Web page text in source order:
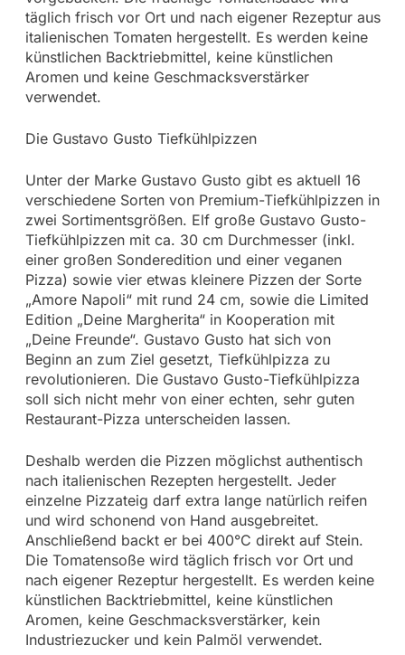
täglich frisch vor Ort und nach eigener Rezeptur aus
italienischen Tomaten hergestellt. Es werden keine
künstlichen Backtriebmittel, keine künstlichen
Aromen und keine Geschmacksverstärker
verwendet.
Die Gustavo Gusto Tiefkühlpizzen
Unter der Marke Gustavo Gusto gibt es aktuell 16
verschiedene Sorten von Premium-Tiefkühlpizzen in
zwei Sortimentsgrößen. Elf große Gustavo Gusto-
Tiefkühlpizzen mit ca. 30 cm Durchmesser (inkl.
einer großen Sonderedition und einer veganen
Pizza) sowie vier etwas kleinere Pizzen der Sorte
„Amore Napoli“ mit rund 24 cm, sowie die Limited
Edition „Deine Margherita“ in Kooperation mit
„Deine Freunde“. Gustavo Gusto hat sich von
Beginn an zum Ziel gesetzt, Tiefkühlpizza zu
revolutionieren. Die Gustavo Gusto-Tiefkühlpizza
soll sich nicht mehr von einer echten, sehr guten
Restaurant-Pizza unterscheiden lassen.
Deshalb werden die Pizzen möglichst authentisch
nach italienischen Rezepten hergestellt. Jeder
einzelne Pizzateig darf extra lange natürlich reifen
und wird schonend von Hand ausgebreitet.
Anschließend backt er bei 400°C direkt auf Stein.
Die Tomatensoße wird täglich frisch vor Ort und
nach eigener Rezeptur hergestellt. Es werden keine
künstlichen Backtriebmittel, keine künstlichen
Aromen, keine Geschmacksverstärker, kein
Industriezucker und kein Palmöl verwendet.